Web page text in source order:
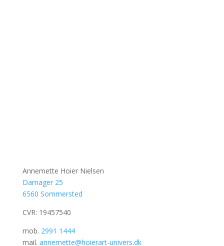
Annemette Hoier Nielsen
Damager 25
6560 Sommersted
CVR: 19457540
mob. 2991 1444
mail. annemette@hoierart-univers.dk